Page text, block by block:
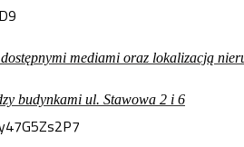
mediami oraz lokalizacją
budynkami ul. Stawowa 2 i 6